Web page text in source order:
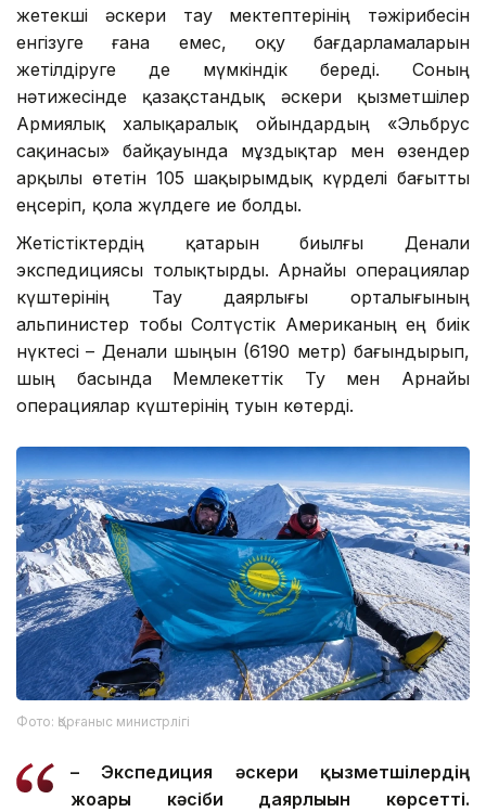
жетекші әскери тау мектептерінің тәжірибесін
енгізуге ғана емес, оқу бағдарламаларын
жетілдіруге де мүмкіндік береді. Соның
нәтижесінде қазақстандық әскери қызметшілер
Армиялық халықаралық ойындардың «Эльбрус
сақинасы» байқауында мұздықтар мен өзендер
арқылы өтетін 105 шақырымдық күрделі бағытты
еңсеріп, қола жүлдеге ие болды.
Жетістіктердің қатарын биылғы Денали
экспедициясы толықтырды. Арнайы операциялар
күштерінің Тау даярлығы орталығының
альпинистер тобы Солтүстік Американың ең биік
нүктесі – Денали шыңын (6190 метр) бағындырып,
шың басында Мемлекеттік Ту мен Арнайы
операциялар күштерінің туын көтерді.
Фото: Қорғаныс министрлігі
– Экспедиция әскери қызметшілердің
жоғары кәсіби даярлығын көрсетті.